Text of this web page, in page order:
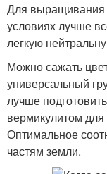
Для выращивания
условиях лучше
легкую
Можно сажать
универсальный
лучше
вермикулитом
Оптимальное
частям земли.